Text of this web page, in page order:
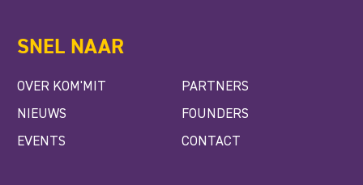
SNEL NAAR
OVER KOM'MIT
NIEUWS
EVENTS
PARTNERS
FOUNDERS
CONTACT